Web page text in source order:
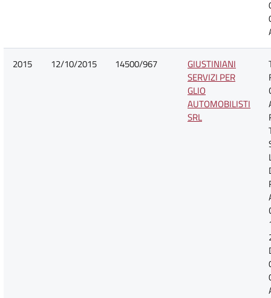
2015 12/10/2015 14500/967
GIUSTINIANI
SERVIZI PER
GLIO
AUTOMOBILISTI
SRL